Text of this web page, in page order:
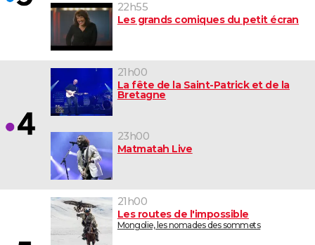
22h55
Les grands comiques du petit écran
21h00
La fête de la Saint-Patrick et de la
Bretagne
23h00
Matmatah Live
21h00
Les routes de l'impossible
Mongolie, les nomades des sommets